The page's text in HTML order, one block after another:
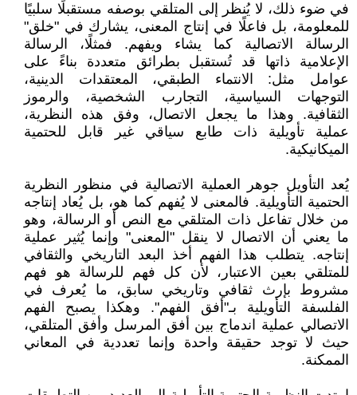
في ضوء ذلك، لا يُنظر إلى المتلقي بوصفه مستقبلًا سلبيًا
للمعلومة، بل فاعلًا في إنتاج المعنى، يشارك في "خلق"
الرسالة الاتصالية كما يشاء ويفهم. فمثلًا، الرسالة
الإعلامية ذاتها قد تُستقبل بطرائق متعددة بناءً على
عوامل مثل: الانتماء الطبقي، المعتقدات الدينية،
التوجهات السياسية، التجارب الشخصية، والرموز
الثقافية. وهذا ما يجعل الاتصال، وفق هذه النظرية،
عملية تأويلية ذات طابع سياقي غير قابل للحتمية
الميكانيكية.
يُعد التأويل جوهر العملية الاتصالية في منظور النظرية
الحتمية التأويلية. فالمعنى لا يُفهم كما هو، بل يُعاد إنتاجه
من خلال تفاعل ذات المتلقي مع النص أو الرسالة، وهو
ما يعني أن الاتصال لا ينقل "المعنى" وإنما يُثير عملية
إنتاجه. يتطلب هذا الفهم أخذ البعد التاريخي والثقافي
للمتلقي بعين الاعتبار، لأن كل فهم للرسالة هو فهم
مشروط بإرث ثقافي وتاريخي سابق، ما يُعرف في
الفلسفة التأويلية بـ"أفق الفهم". وهكذا يصبح الفهم
الاتصالي عملية اندماج بين أفق المرسل وأفق المتلقي،
حيث لا توجد حقيقة واحدة وإنما تعددية في المعاني
الممكنة.